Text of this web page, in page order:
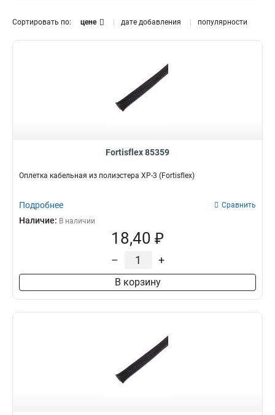
13 1
10
20 1
6 1
Сортировать по: цене дате добавления популярности
Fortisflex 85359
Оплетка кабельная из полиэстера XP-3 (Fortisflex)
Подробнее Сравнить
Наличие: В наличии
18,40 ₽
– +
В корзину